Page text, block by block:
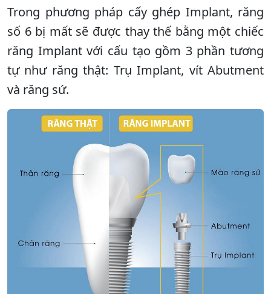
Trong phương pháp cấy ghép Implant, răng
số 6 bị mất sẽ được thay thế bằng một chiếc
răng Implant với cấu tạo gồm 3 phần tương
tự như răng thật: Trụ Implant, vít Abutment
và răng sứ.